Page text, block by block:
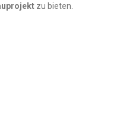
zu bieten.